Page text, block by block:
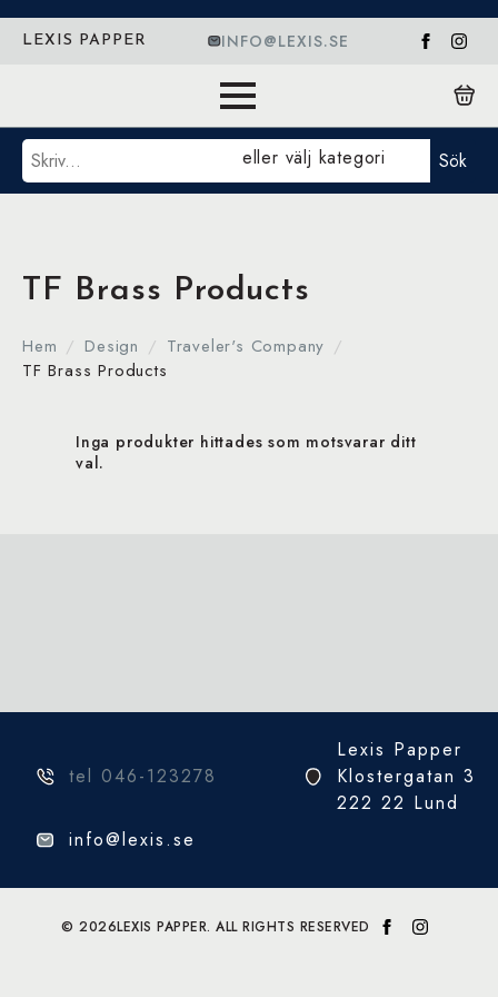
LEXIS PAPPER INFO@LEXIS.SE
Sök eller välj kategori Sök
TF Brass Products
Hem Design
Traveler's Company
TF Brass Products
Inga produkter hittades som motsvarar ditt
val.
tel 046-123278
Lexis Papper
Klostergatan 3
222 22 Lund
info@lexis.se
© 2026LEXIS PAPPER. ALL RIGHTS RESERVED